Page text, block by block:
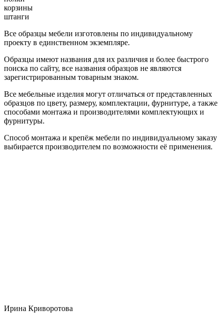
корзины
штанги
Все образцы мебели изготовлены по индивидуальному
проекту в единственном экземпляре.
Образцы имеют названия для их различия и более быстрого
поиска по сайту, все названия образцов не являются
зарегистрированным товарным знаком.
Все мебельные изделия могут отличаться от представленных
образцов по цвету, размеру, комплектации, фурнитуре, а также
способами монтажа и производителями комплектующих и
фурнитуры.
Способ монтажа и крепёж мебели по индивидуальному заказу
выбирается производителем по возможности её применения.
Ирина Криворотова